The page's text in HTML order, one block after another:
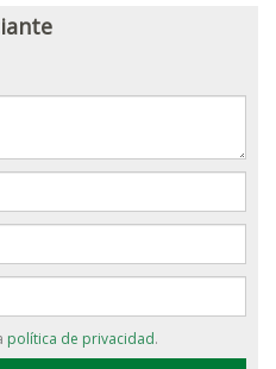
política de privacidad.